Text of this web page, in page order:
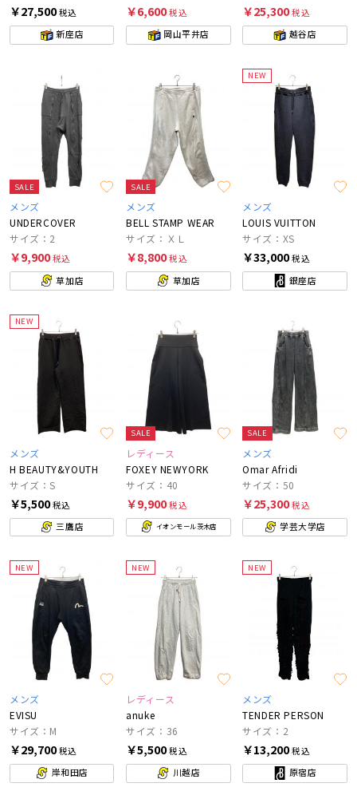
￥27,500税込
新座店
￥6,600税込
岡山平井店
￥25,300税込
越谷店
SALE
メンズ
UNDERCOVER
サイズ：2
￥9,900税込
草加店
SALE
メンズ
BELL STAMP WEAR
サイズ：ＸＬ
￥8,800税込
草加店
NEW
メンズ
LOUIS VUITTON
サイズ：XS
￥33,000税込
銀座店
NEW
メンズ
H BEAUTY&YOUTH
サイズ：S
￥5,500税込
三鷹店
SALE
レディース
FOXEY NEWYORK
サイズ：40
￥9,900税込
イオンモール茨木店
SALE
メンズ
Omar Afridi
サイズ：50
￥25,300税込
学芸大学店
NEW
メンズ
EVISU
サイズ：M
￥29,700税込
岸和田店
NEW
レディース
anuke
サイズ：36
￥5,500税込
川越店
NEW
メンズ
TENDER PERSON
サイズ：2
￥13,200税込
原宿店